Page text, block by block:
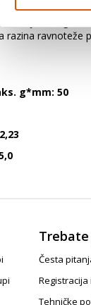
pri radu s
izdržljivost i
razina
g*mm: 50
Trebate
Česta
Tehničke